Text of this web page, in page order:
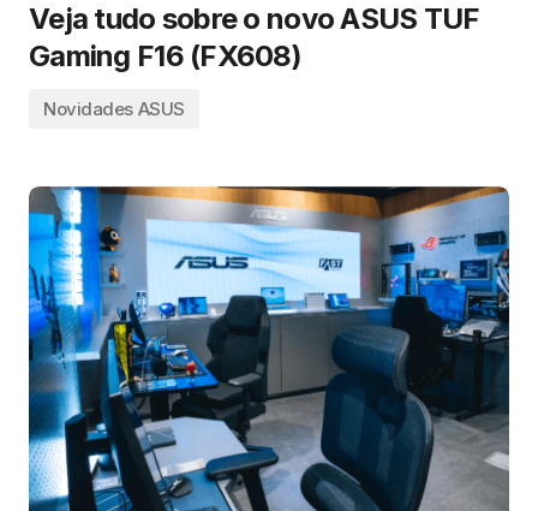
Veja tudo sobre o novo ASUS TUF
Gaming F16 (FX608)
Novidades ASUS